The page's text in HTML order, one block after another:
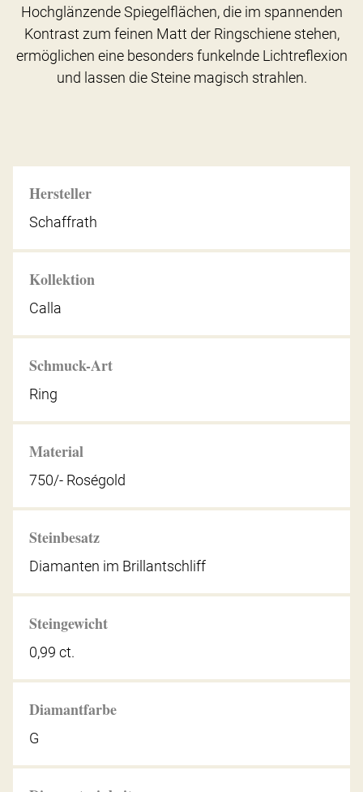
Hersteller
Schaffrath
Kollektion
Calla
Schmuck-Art
Ring
Material
750/- Roségold
Steinbesatz
Diamanten im Brillantschliff
Steingewicht
0,99 ct.
Diamantfarbe
G
Hochglänzende Spiegelflächen, die im spannenden
Kontrast zum feinen Matt der Ringschiene stehen,
ermöglichen eine besonders funkelnde Lichtreflexion
und lassen die Steine magisch strahlen.